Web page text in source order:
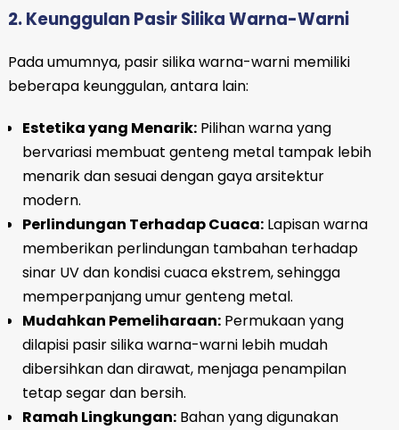
2. Keunggulan Pasir Silika Warna-Warni
Pada umumnya, pasir silika warna-warni memiliki
beberapa keunggulan, antara lain:
Estetika yang Menarik:Pilihan warna yang
bervariasi membuat genteng metal tampak lebih
menarik dan sesuai dengan gaya arsitektur
modern.
Perlindungan Terhadap Cuaca:Lapisan warna
memberikan perlindungan tambahan terhadap
sinar UV dan kondisi cuaca ekstrem, sehingga
memperpanjang umur genteng metal.
Mudahkan Pemeliharaan:Permukaan yang
dilapisi pasir silika warna-warni lebih mudah
dibersihkan dan dirawat, menjaga penampilan
tetap segar dan bersih.
Ramah Lingkungan:Bahan yang digunakan